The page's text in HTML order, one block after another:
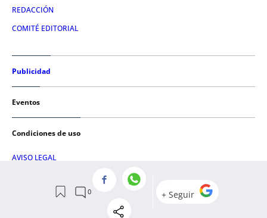
REDACCIÓN
COMITÉ EDITORIAL
Publicidad
Eventos
Condiciones de uso
AVISO LEGAL
POLÍTICA DE COOKIES